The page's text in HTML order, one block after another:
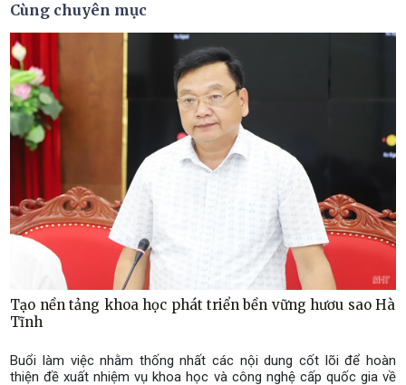
Cùng chuyên mục
Tạo nền tảng khoa học phát triển bền vững hươu sao Hà
Tĩnh
Buổi làm việc nhằm thống nhất các nội dung cốt lõi để hoàn
thiện đề xuất nhiệm vụ khoa học và công nghệ cấp quốc gia về